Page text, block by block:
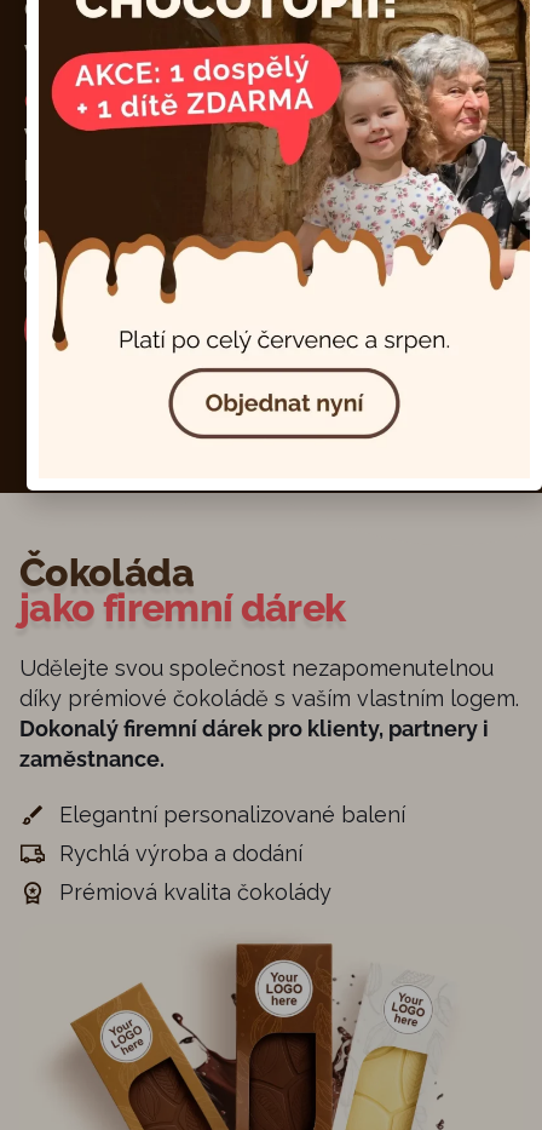
vlákninou.Bez přidaných
cukrů.
Vynikající a zdravá varianta
bez cukru
Bez lepku, bez laktózy a bez sóji.
Bez umělých sladidel.
Vhodná pro diabetiky a speciální diety.
Koupit na e-shopu
Čokoláda
jako firemní dárek
Udělejte svou společnost nezapomenutelnou
díky prémiové čokoládě s vaším vlastním logem.
Dokonalý firemní dárek pro klienty, partnery i
zaměstnance.
Elegantní personalizované balení
Rychlá výroba a dodání
Prémiová kvalita čokolády